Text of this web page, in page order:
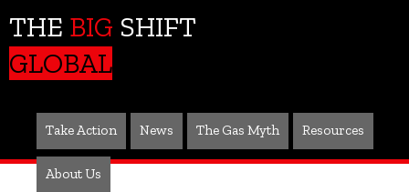
THE BIG SHIFT
GLOBAL
Take Action News The Gas Myth Resources
About Us